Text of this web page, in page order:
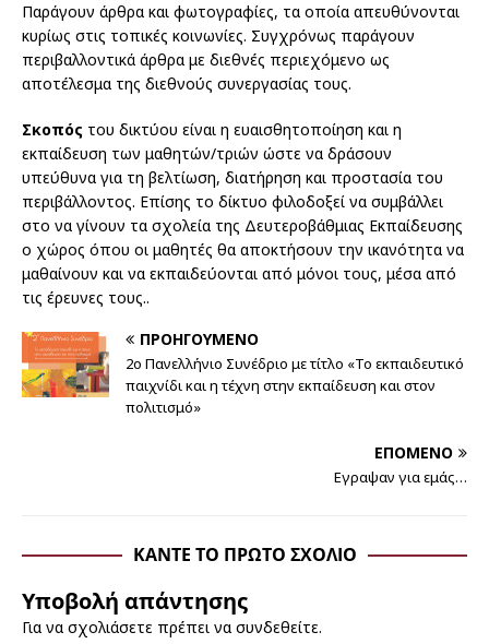
Παράγουν άρθρα και φωτογραφίες, τα οποία απευθύνονται
κυρίως στις τοπικές κοινωνίες. Συγχρόνως παράγουν
περιβαλλοντικά άρθρα με διεθνές περιεχόμενο ως
αποτέλεσμα της διεθνούς συνεργασίας τους.
Σκοπός του δικτύου είναι η ευαισθητοποίηση και η
εκπαίδευση των μαθητών/τριών ώστε να δράσουν
υπεύθυνα για τη βελτίωση, διατήρηση και προστασία του
περιβάλλοντος. Επίσης το δίκτυο φιλοδοξεί να συμβάλλει
στο να γίνουν τα σχολεία της Δευτεροβάθμιας Εκπαίδευσης
ο χώρος όπου οι μαθητές θα αποκτήσουν την ικανότητα να
μαθαίνουν και να εκπαιδεύονται από μόνοι τους, μέσα από
τις έρευνες τους..
ΠΡΟΗΓΟΎΜΕΝΟ
2ο Πανελλήνιο Συνέδριο με τίτλο «Το εκπαιδευτικό
παιχνίδι και η τέχνη στην εκπαίδευση και στον
πολιτισμό»
ΕΠΌΜΕΝΟ
Εγραψαν για εμάς…
ΚΆΝΤΕ ΤΟ ΠΡΏΤΟ ΣΧΌΛΙΟ
Υποβολή απάντησης
Για να σχολιάσετε πρέπει να συνδεθείτε.